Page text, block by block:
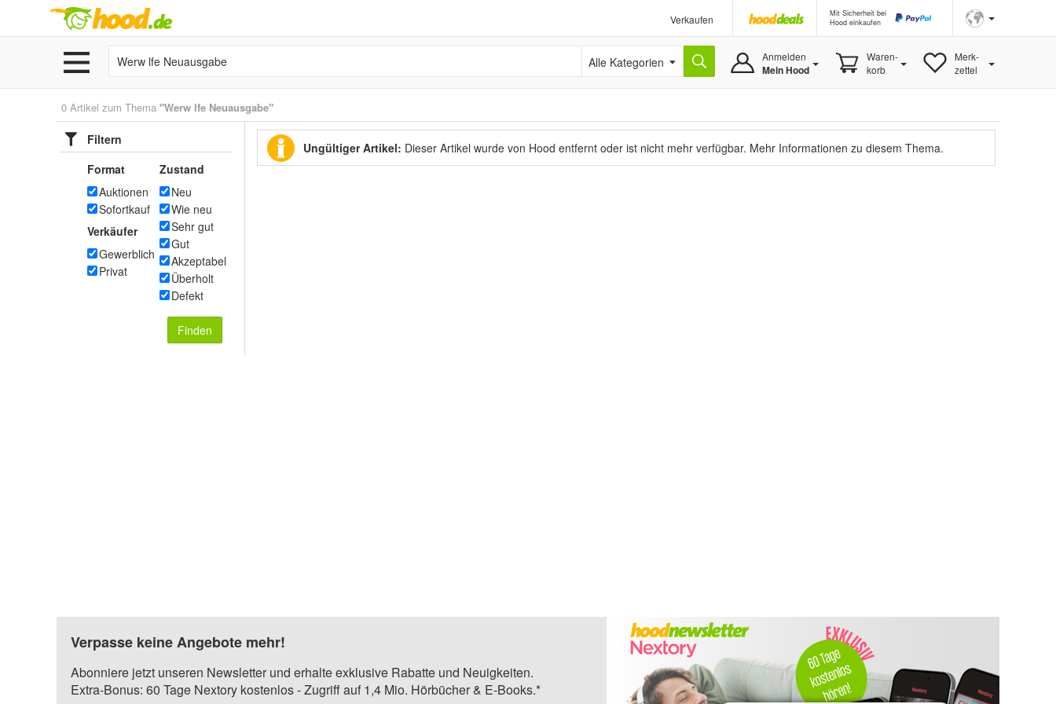
Verkaufen
Mit Sicherheit bei
Hood einkaufen
Alle Kategorien Anmelden
Mein Hood
Waren-
korb
Merk-
zettel
0 Artikel zum Thema "Werw lfe Neuausgabe"
Filtern
Format
Auktionen
Sofortkauf
Verkäufer
Gewerblich
Privat
Zustand
Neu
Wie neu
Sehr gut
Gut
Akzeptabel
Überholt
Defekt
Finden
Ungültiger Artikel: Dieser Artikel wurde von Hood entfernt oder ist nicht mehr verfügbar. Mehr Informationen zu diesem Thema.
Verpasse keine Angebote mehr!
Abonniere jetzt unseren Newsletter und erhalte exklusive Rabatte und Neuigkeiten.
Extra-Bonus: 60 Tage Nextory kostenlos - Zugriff auf 1,4 Mio. Hörbücher & E-Books.*